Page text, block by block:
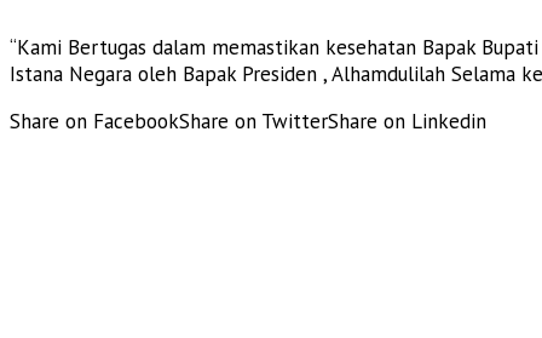
“Kami Bertugas dalam memastikan kesehatan Bapak
Istana Negara oleh Bapak Presiden , Alhamdulilah Selama
Share on FacebookShare on TwitterShare on Linkedin